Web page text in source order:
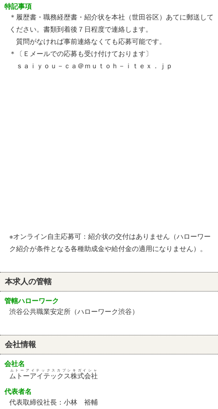
特記事項
＊履歴書・職務経歴書・紹介状を本社（世田谷区）あてに郵送して
ください。書類到着後７日程度で連絡します。
質問がなければ事前連絡なくても応募可能です。
＊〔Ｅメールでの応募も受け付けております〕
ｓａｉｙｏｕ－ｃａ＠ｍｕｔｏｈ－ｉｔｅｘ．ｊｐ
※オンライン自主応募可：紹介状の交付はありません（ハローワー
ク紹介が条件となる各種助成金や給付金の適用になりません）。
本求人の管轄
管轄ハローワーク
渋谷公共職業安定所（ハローワーク渋谷）
会社情報
会社名
ムトーアイテックス株式会社
ムトーアイテックスカブシキガイシャ
代表者名
代表取締役社長：小林 裕輔